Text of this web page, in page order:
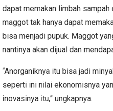
dapat memakan limbah sampah
maggot tak hanya dapat
bisa menjadi pupuk. Maggot
nantinya akan dijual dan
“Anorganiknya itu bisa jadi
seperti ini nilai ekonomisnya
inovasinya itu,” ungkapnya.